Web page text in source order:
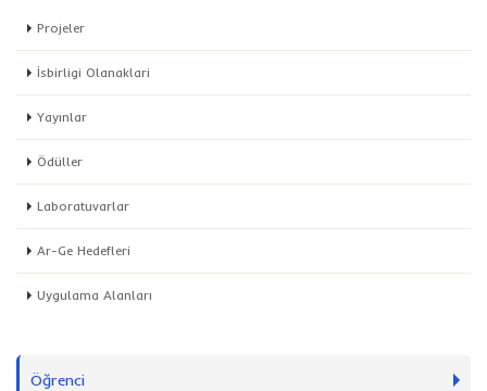
Projeler
İsbirligi Olanaklari
Yayınlar
Ödüller
Laboratuvarlar
Ar-Ge Hedefleri
Uygulama Alanları
Öğrenci